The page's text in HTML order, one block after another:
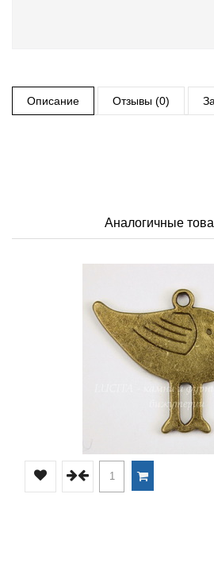
Описание Отзывы (0)
Аналогичные